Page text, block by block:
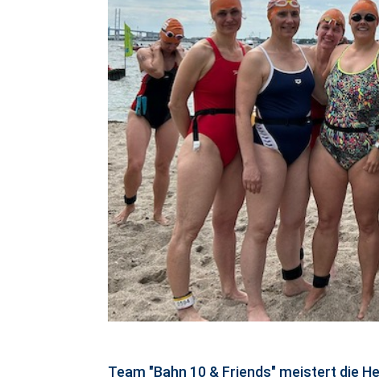
Team "Bahn 10 & Friends" meistert die